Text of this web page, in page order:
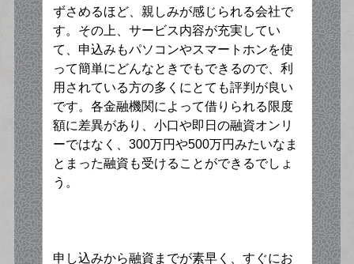
ずさめるほど、親しみが感じられる会社で
す。その上、サービス内容が充実してい
て、申込みもパソコンやスマートホンを使
って簡単にどんなときでもできるので、利
用されている方の多くにとても評判が良い
です。各金融機関によって借りられる限度
額に差異があり、小口や即日の融資オンリ
ーではなく、300万円や500万円みたいなま
とまった融資も受けることができるでしょ
う。
申し込みから融資までが素早く、すぐにお